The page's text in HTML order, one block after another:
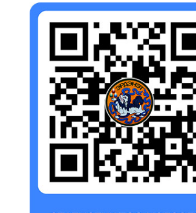
Монгол Улсын Ерөнхийлөгч
У.Хүрэлсүх 50 жилийн ойн